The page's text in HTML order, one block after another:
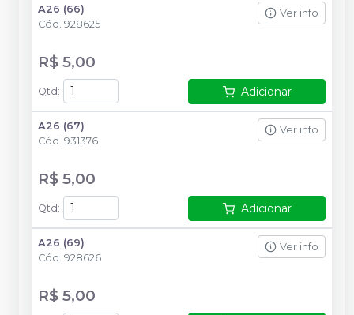
A26 (66)
Cód. 928625
Ver info
R$ 5,00
Qtd : Adicionar
A26 (67)
Cód. 931376
Ver info
R$ 5,00
Qtd : Adicionar
A26 (69)
Cód. 928626
Ver info
R$ 5,00